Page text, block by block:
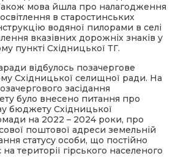
мова йшла про налагодження
в старостинських
водяної пилорами в селі
вказівних дорожніх знаків у
пункті Східницької ТГ.
відбулось позачергове
Східницької селищної ради. На
засідання
було внесено питання про
бюджету Східницької
на 2022 – 2024 роки, про
поштової адреси земельній
статусу особи, що постійно
території гірського населеного